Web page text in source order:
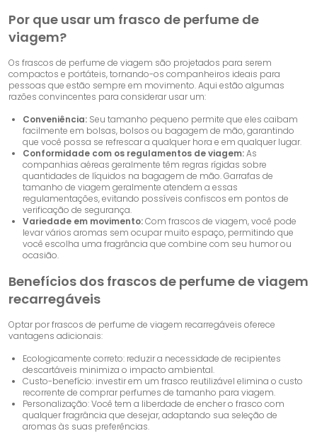
Por que usar um frasco de perfume de
viagem?
Os frascos de perfume de viagem são projetados para serem
compactos e portáteis, tornando-os companheiros ideais para
pessoas que estão sempre em movimento. Aqui estão algumas
razões convincentes para considerar usar um:
Conveniência: Seu tamanho pequeno permite que eles caibam
facilmente em bolsas, bolsos ou bagagem de mão, garantindo
que você possa se refrescar a qualquer hora e em qualquer lugar.
Conformidade com os regulamentos de viagem:As
companhias aéreas geralmente têm regras rígidas sobre
quantidades de líquidos na bagagem de mão. Garrafas de
tamanho de viagem geralmente atendem a essas
regulamentações, evitando possíveis confiscos em pontos de
verificação de segurança.
Variedade em movimento:Com frascos de viagem, você pode
levar vários aromas sem ocupar muito espaço, permitindo que
você escolha uma fragrância que combine com seu humor ou
ocasião.
Benefícios dos frascos de perfume de viagem
recarregáveis
Optar por frascos de perfume de viagem recarregáveis ​​oferece
vantagens adicionais:
Ecologicamente correto: reduzir a necessidade de recipientes
descartáveis ​​minimiza o impacto ambiental.
Custo-benefício: investir em um frasco reutilizável elimina o custo
recorrente de comprar perfumes de tamanho para viagem.
Personalização: Você tem a liberdade de encher o frasco com
qualquer fragrância que desejar, adaptando sua seleção de
aromas às suas preferências.